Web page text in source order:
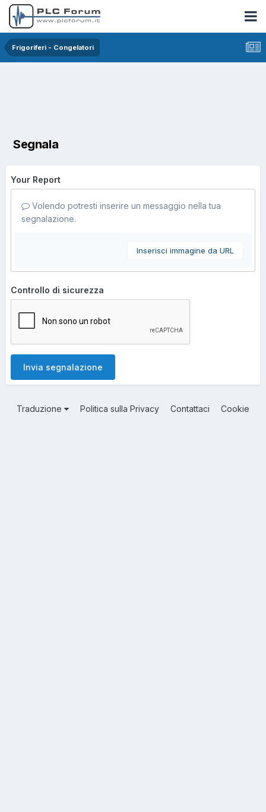
Frigoriferi - Congelatori
Segnala
Your Report
Volendo potresti inserire un messaggio nella tua
segnalazione.
Inserisci immagine da URL
Controllo di sicurezza
Invia segnalazione
Traduzione Politica sulla Privacy Contattaci Cookie